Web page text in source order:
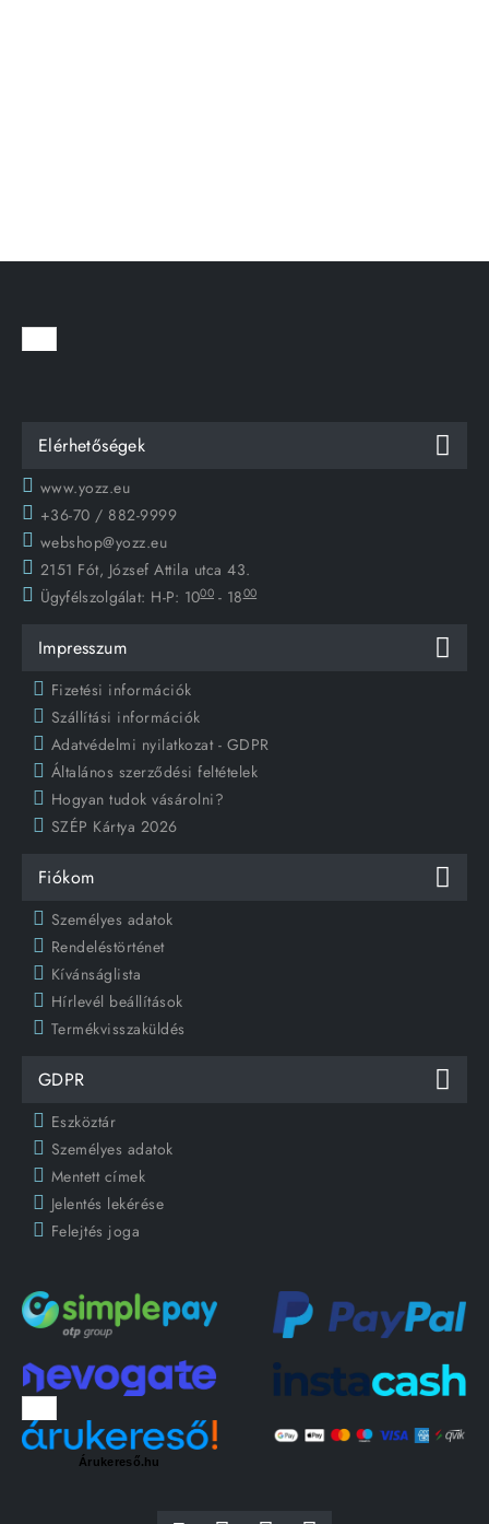
Elérhetőségek
www.yozz.eu
+36-70 / 882-9999
webshop@yozz.eu
2151 Fót, József Attila utca 43.
Ügyfélszolgálat: H-P: 1000 - 1800
Impresszum
Fizetési információk
Szállítási információk
Adatvédelmi nyilatkozat - GDPR
Általános szerződési feltételek
Hogyan tudok vásárolni?
SZÉP Kártya 2026
Fiókom
Személyes adatok
Rendeléstörténet
Kívánságlista
Hírlevél beállítások
Termékvisszaküldés
GDPR
Eszköztár
Személyes adatok
Mentett címek
Jelentés lekérése
Felejtés joga
Árukereső.hu